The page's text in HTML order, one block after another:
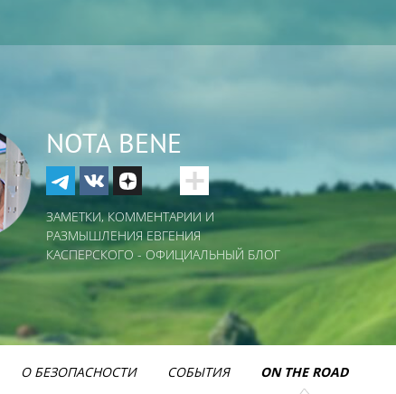
NOTA BENE
ЗАМЕТКИ, КОММЕНТАРИИ И
РАЗМЫШЛЕНИЯ ЕВГЕНИЯ
КАСПЕРСКОГО - ОФИЦИАЛЬНЫЙ БЛОГ
О БЕЗОПАСНОСТИ СОБЫТИЯ ON THE ROAD